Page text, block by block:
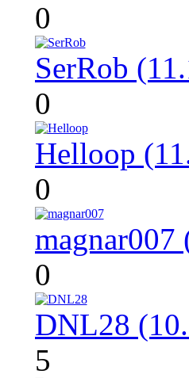
0
SerRob
0
Helloop
0
magnar007
0
DNL28
5